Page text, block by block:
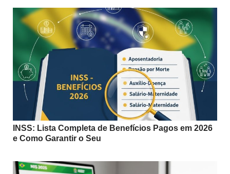
INSS: Lista Completa de Benefícios Pagos em 2026
e Como Garantir o Seu